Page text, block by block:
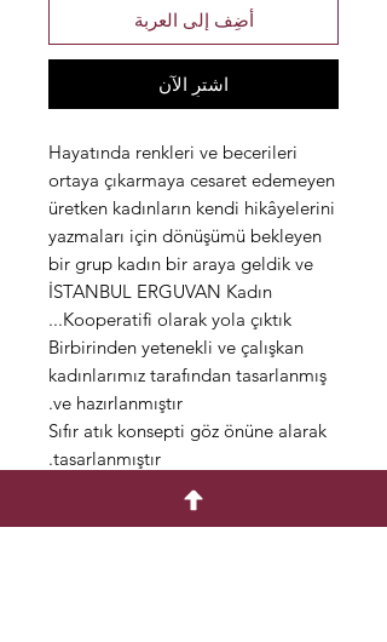
أضِف إلى العربة
اشترِ الآن
Hayatında renkleri ve becerileri
ortaya çıkarmaya cesaret edemeyen
üretken kadınların kendi hikâyelerini
yazmaları için dönüşümü bekleyen
bir grup kadın bir araya geldik ve
İSTANBUL ERGUVAN Kadın
Kooperatifi olarak yola çıktık...
Birbirinden yetenekli ve çalışkan
kadınlarımız tarafından tasarlanmış
ve hazırlanmıştır.
Sıfır atık konsepti göz önüne alarak
tasarlanmıştır.
Bu durumda desenler değişiklik